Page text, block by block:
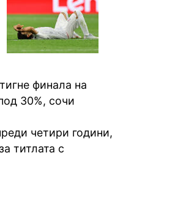
финала на
30%, сочи
четири години,
титлата с